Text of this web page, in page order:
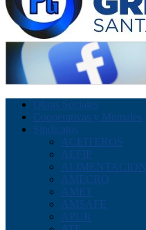
Obras Sociales
Cooperativas y Mutuales
Sindicatos
ACEITEROS
AEFIP
ALIMENTACION
AMECRO
AMET
AMSAFE
APUR